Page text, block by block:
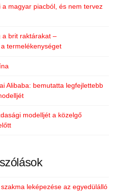
magyar piacból, és nem tervez
a brit raktárakat –
termelékenységet
Alibaba: bemutatta legfejlettebb
modelljét a közelgő
leképezése az egyedülálló